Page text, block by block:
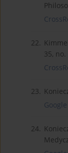
22.
35,
23.
24.